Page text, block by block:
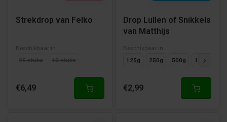
Strekdrop van Felko
Beschikbaar in
25 stuks
10 stuks
€6,49
Drop Lullen of Snikkels
van Matthijs
Beschikbaar in
125g
250g 500g 1000g
€2,99